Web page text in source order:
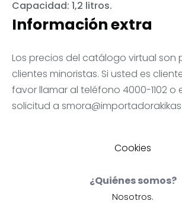
Información extra
Los precios del catálogo virtual son
clientes minoristas. Si usted es
favor llamar al teléfono 4000-1102 o
solicitud a
Capacidad: 1,2 litros.
Cookies
¿Quiénes somos?
Nosotros.